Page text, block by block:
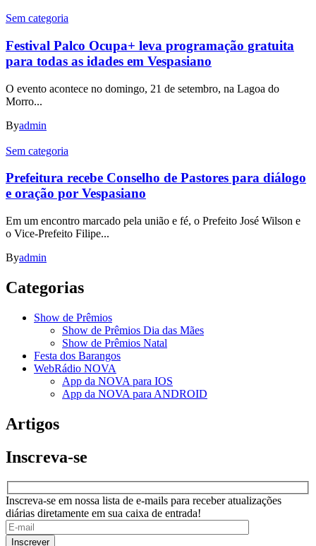
Sem categoria
Festival Palco Ocupa+ leva programação gratuita
para todas as idades em Vespasiano
O evento acontece no domingo, 21 de setembro, na Lagoa do
Morro...
Byadmin
Sem categoria
Prefeitura recebe Conselho de Pastores para diálogo
e oração por Vespasiano
Em um encontro marcado pela união e fé, o Prefeito José Wilson e
o Vice-Prefeito Filipe...
Byadmin
Categorias
Show de Prêmios
Show de Prêmios Dia das Mães
Show de Prêmios Natal
Festa dos Barangos
WebRádio NOVA
App da NOVA para IOS
App da NOVA para ANDROID
Artigos
Inscreva-se
Inscreva-se em nossa lista de e-mails para receber atualizações
diárias diretamente em sua caixa de entrada!